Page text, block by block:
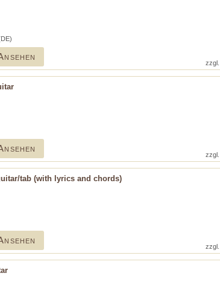
zzgl.
zzgl.
tab (with lyrics and chords)
zzgl.